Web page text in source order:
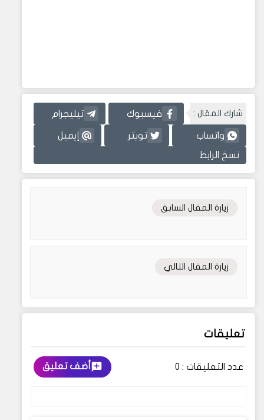
شارك المقال : فيسبوك تيليجرام
واتساب تويتر إيميل
نسخ الرابط
زيارة المقال السابق
زيارة المقال التالي
تعليقات
عدد التعليقات : 0 أضف تعليق